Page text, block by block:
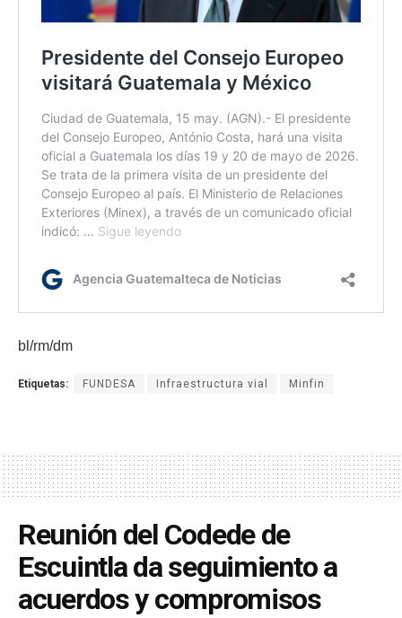
bl/rm/dm
Etiquetas: FUNDESA Infraestructura vial Minfin
Reunión del Codede de
Escuintla da seguimiento a
acuerdos y compromisos